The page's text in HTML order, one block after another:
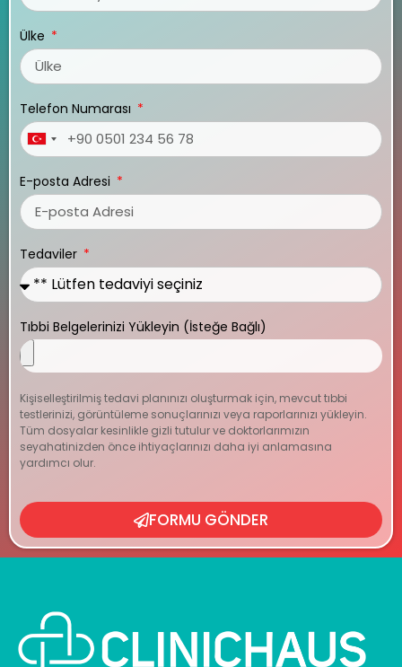
Ülke
Telefon Numarası
Turkey
E-posta Adresi
Tedaviler
Tıbbi Belgelerinizi Yükleyin (İsteğe Bağlı)
Kişiselleştirilmiş tedavi planınızı oluşturmak için, mevcut tıbbi
testlerinizi, görüntüleme sonuçlarınızı veya raporlarınızı yükleyin.
Tüm dosyalar kesinlikle gizli tutulur ve doktorlarımızın
seyahatinizden önce ihtiyaçlarınızı daha iyi anlamasına
yardımcı olur.
FORMU GÖNDER